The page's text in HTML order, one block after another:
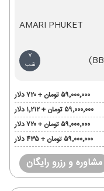
AMARI PHUKET
7
شب
۵۹٬۰۰۰٬۰۰۰ تومان + ۷۲۰ دلار
۵۹٬۰۰۰٬۰۰۰ تومان + ۱٬۲۱۲ دلار
۵۹٬۰۰۰٬۰۰۰ تومان + ۷۲۰ دلار
۵۹٬۰۰۰٬۰۰۰ تومان + ۴۳۵ دلار
مشاوره و رزرو رایگان